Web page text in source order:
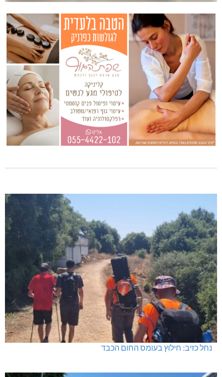
נחל כזיב: חילוץ בעומס החום הכבד